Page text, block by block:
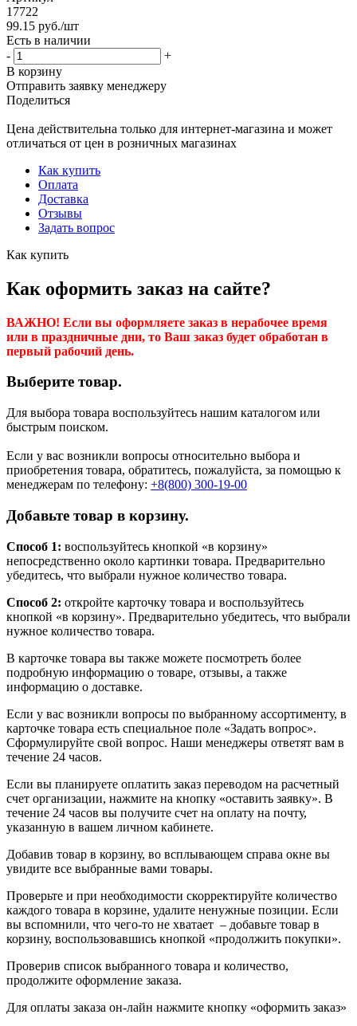
17722
99.15 руб./шт
Есть в наличии
-
+
В корзину
Отправить заявку менеджеру
Поделиться
Цена действительна только для интернет-магазина и может
отличаться от цен в розничных магазинах
Как купить
Оплата
Доставка
Отзывы
Задать вопрос
Как купить
Как оформить заказ на сайте?
ВАЖНО! Если вы оформляете заказ в нерабочее время
или в праздничные дни, то Ваш заказ будет обработан в
первый рабочий день.
Выберите товар.
Для выбора товара воспользуйтесь нашим каталогом или
быстрым поиском.
Если у вас возникли вопросы относительно выбора и
приобретения товара, обратитесь, пожалуйста, за помощью к
менеджерам по телефону: +8(800) 300-19-00
Добавьте товар в корзину.
Способ 1: воспользуйтесь кнопкой «в корзину»
непосредственно около картинки товара. Предварительно
убедитесь, что выбрали нужное количество товара.
Способ 2: откройте карточку товара и воспользуйтесь
кнопкой «в корзину». Предварительно убедитесь, что выбрали
нужное количество товара.
В карточке товара вы также можете посмотреть более
подробную информацию о товаре, отзывы, а также
информацию о доставке.
Если у вас возникли вопросы по выбранному ассортименту, в
карточке товара есть специальное поле «Задать вопрос».
Сформулируйте свой вопрос. Наши менеджеры ответят вам в
течение 24 часов.
Если вы планируете оплатить заказ переводом на расчетный
счет организации, нажмите на кнопку «оставить заявку». В
течение 24 часов вы получите счет на оплату на почту,
указанную в вашем личном кабинете.
Добавив товар в корзину, во всплывающем справа окне вы
увидите все выбранные вами товары.
Проверьте и при необходимости скорректируйте количество
каждого товара в корзине, удалите ненужные позиции. Если
вы вспомнили, что чего-то не хватает – добавьте товар в
корзину, воспользовавшись кнопкой «продолжить покупки».
Проверив список выбранного товара и количество,
продолжите оформление заказа.
Для оплаты заказа он-лайн нажмите кнопку «оформить заказ»